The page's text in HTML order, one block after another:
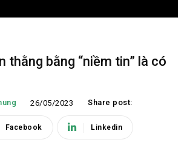
thằng bằng “niềm tin” là có
26/05/2023 Share post:
Facebook Linkedin